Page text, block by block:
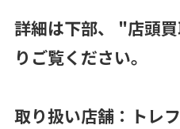
詳細は下部、 "店頭
りご覧ください。
取り扱い店舗：トレ